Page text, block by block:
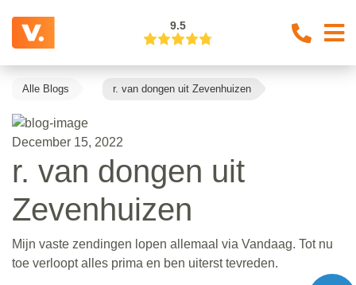
9.5
Alle Blogs r. van dongen uit Zevenhuizen
December 15, 2022
r. van dongen uit
Zevenhuizen
Mijn vaste zendingen lopen allemaal via Vandaag. Tot nu
toe verloopt alles prima en ben uiterst tevreden.